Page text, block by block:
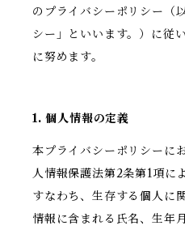
のプライバシーポリシー（
シー」といいます。）に従
に努めます。
1. 個人情報の定義
本プライバシーポリシーに
人情報保護法第2条第1項に
すなわち、生存する個人に
情報に含まれる氏名、生年